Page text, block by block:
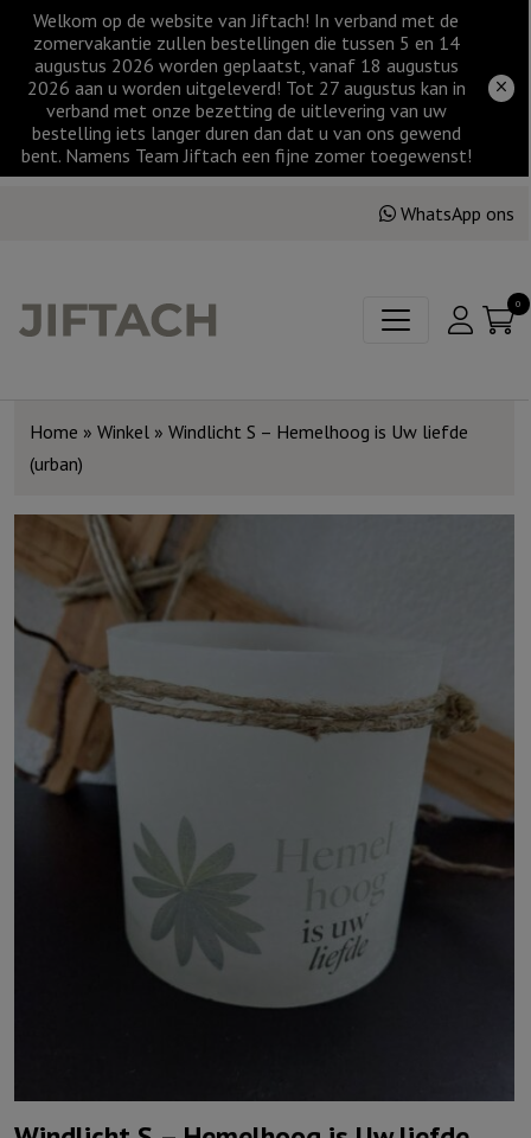
Welkom op de website van Jiftach! In verband met de
zomervakantie zullen bestellingen die tussen 5 en 14
augustus 2026 worden geplaatst, vanaf 18 augustus
2026 aan u worden uitgeleverd! Tot 27 augustus kan in
verband met onze bezetting de uitlevering van uw
bestelling iets langer duren dan dat u van ons gewend
bent. Namens Team Jiftach een fijne zomer toegewenst!
WhatsApp ons
0
Home » Winkel » Windlicht S – Hemelhoog is Uw liefde
(urban)